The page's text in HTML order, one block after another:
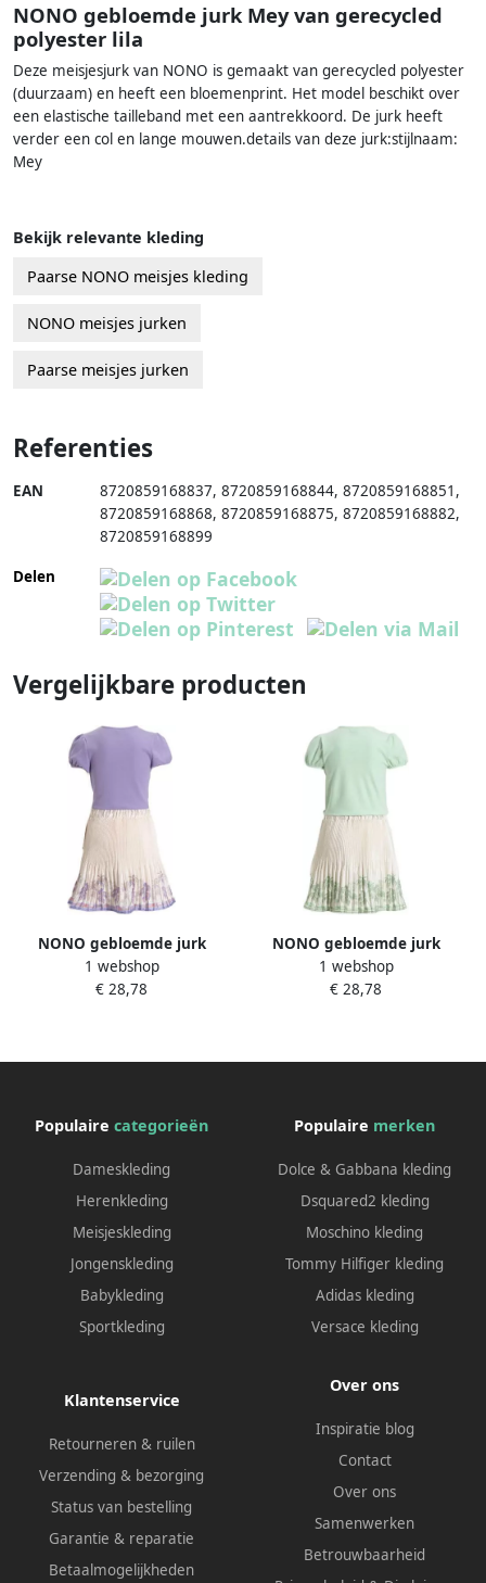
NONO gebloemde jurk Mey van gerecycled
polyester lila
Deze meisjesjurk van NONO is gemaakt van gerecycled polyester
(duurzaam) en heeft een bloemenprint. Het model beschikt over
een elastische tailleband met een aantrekkoord. De jurk heeft
verder een col en lange mouwen.details van deze jurk:stijlnaam:
Mey
Bekijk relevante kleding
Paarse NONO meisjes kleding
NONO meisjes jurken
Paarse meisjes jurken
Referenties
EAN 8720859168837, 8720859168844, 8720859168851 ,
8720859168868, 8720859168875, 8720859168882,
8720859168899
Delen
Vergelijkbare producten
NONO gebloemde jurk
Moran lila beige Paars
Meisjes Viscose Ronde hals
1 webshop
€ 28,78
NONO gebloemde jurk
Moran lichtgroen beige
Meisjes Viscose Ronde hals
1 webshop
€ 28,78
Populaire categorieën
Dameskleding
Herenkleding
Meisjeskleding
Jongenskleding
Babykleding
Sportkleding
Populaire merken
Dolce & Gabbana kleding
Dsquared2 kleding
Moschino kleding
Tommy Hilfiger kleding
Adidas kleding
Versace kleding
Klantenservice
Retourneren & ruilen
Verzending & bezorging
Status van bestelling
Garantie & reparatie
Betaalmogelijkheden
Over ons
Inspiratie blog
Contact
Over ons
Samenwerken
Betrouwbaarheid